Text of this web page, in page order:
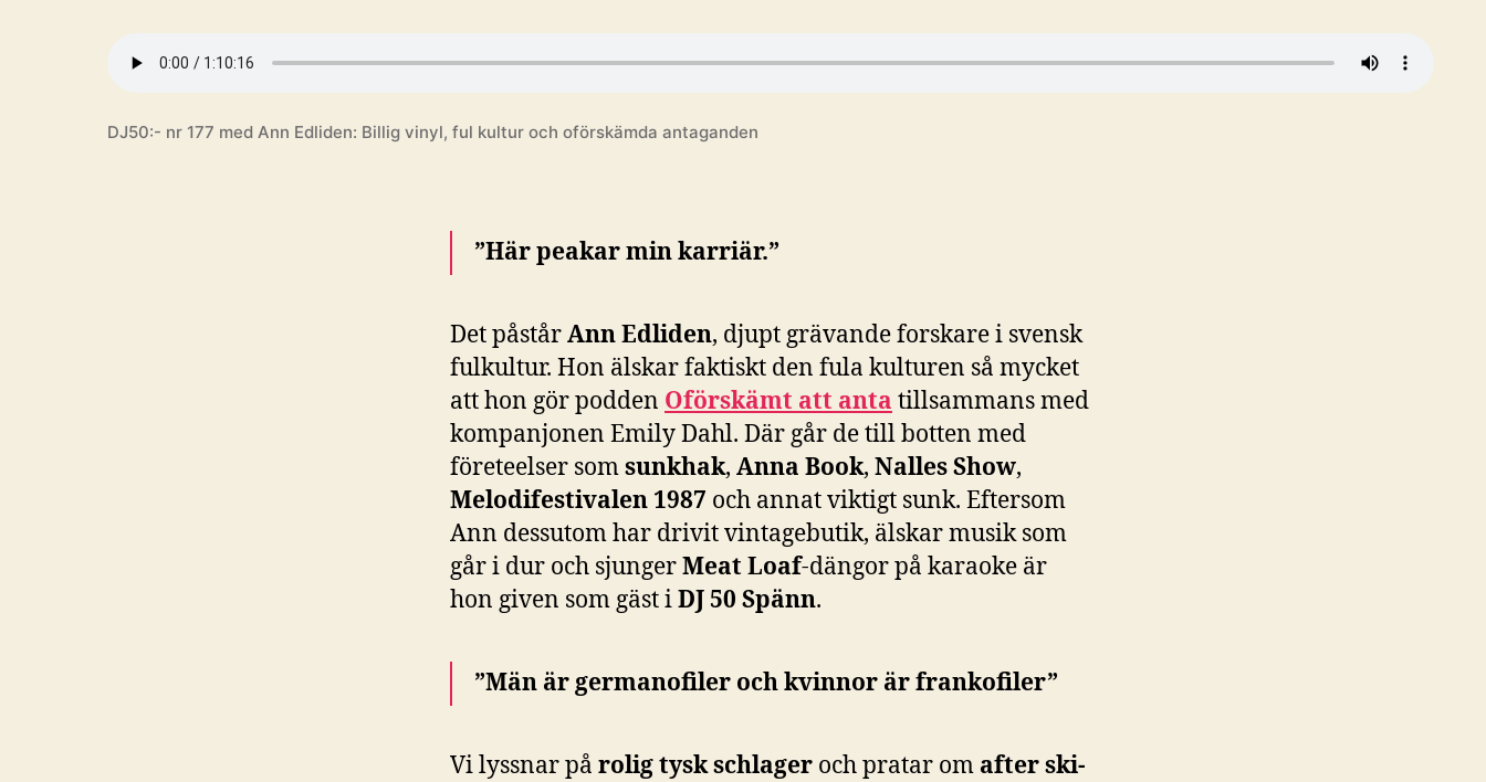
DJ50:- nr 177 med Ann Edliden: Billig vinyl, ful kultur och oförskämda antaganden
”Här peakar min karriär.”
Det påstårAnn Edliden, djupt grävande forskare i svensk
fulkultur. Hon älskar faktiskt den fula kulturen så mycket
att hon gör podden Oförskämt att anta tillsammans med
kompanjonen Emily Dahl. Där går de till botten med
företeelser somsunkhak, Anna Book, Nalles Show,
Melodifestivalen 1987 och annat viktigt sunk. Eftersom
Ann dessutom har drivit vintagebutik, älskar musik som
går i dur och sjungerMeat Loaf-dängor på karaoke är
hon given som gäst iDJ 50 Spänn.
”Män är germanofiler och kvinnor är frankofiler”
Vi lyssnar på rolig tysk schlager och pratar om after ski-